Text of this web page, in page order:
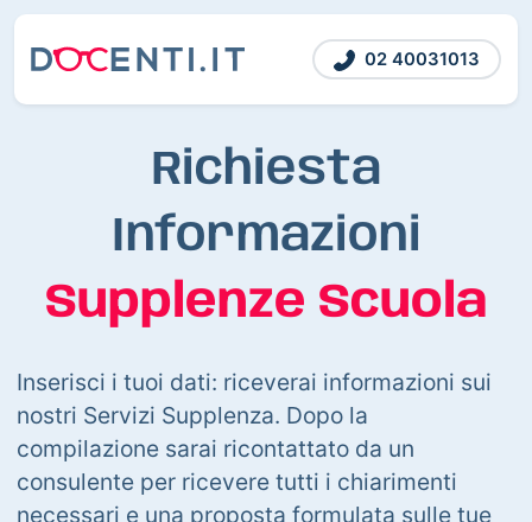
02 40031013
Richiesta
Informazioni
Supplenze Scuola
Inserisci i tuoi dati: riceverai informazioni sui
nostri Servizi Supplenza. Dopo la
compilazione sarai ricontattato da un
consulente per ricevere tutti i chiarimenti
necessari e una proposta formulata sulle tue